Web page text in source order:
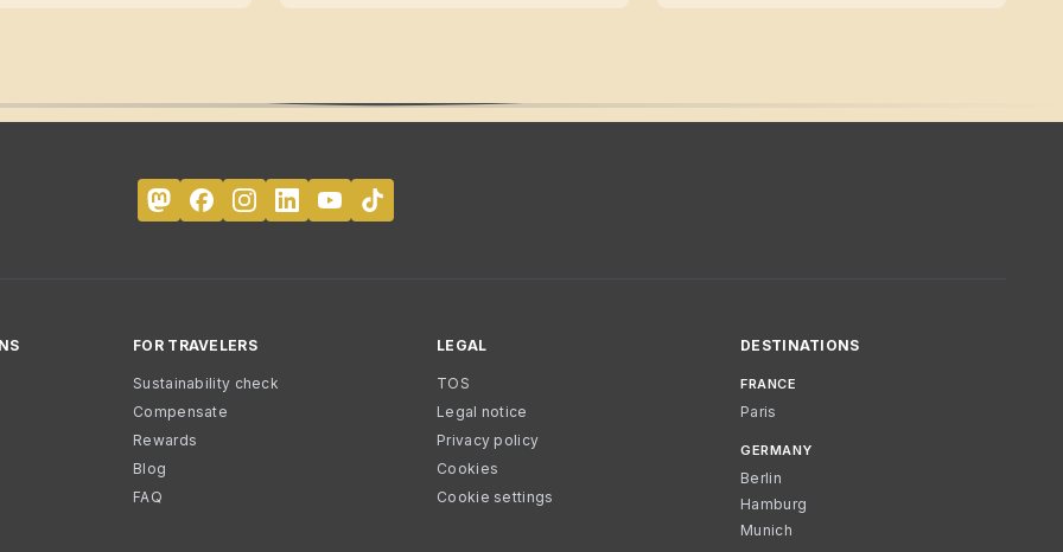
FOR TRAVELERS
Sustainability check
Compensate
Rewards
Blog
FAQ
LEGAL
TOS
Legal notice
Privacy policy
Cookies
Cookie settings
DESTINATIONS
FRANCE
Paris
GERMANY
Berlin
Hamburg
Munich